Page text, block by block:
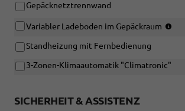
Gepäcknetztrennwand
Variabler Ladeboden im Gepäckraum
Standheizung mit Fernbedienung
3-Zonen-Klimaautomatik "Climatronic"
SICHERHEIT & ASSISTENZ